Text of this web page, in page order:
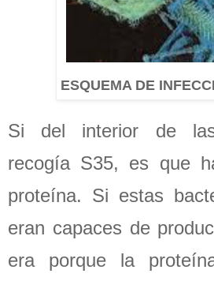
ESQUEMA DE
Si del interior de
recogía S35, es que
proteína. Si estas
eran capaces de
era porque la